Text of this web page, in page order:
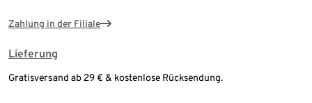
Zahlung in der Filiale
Lieferung
Gratisversand ab 29 € & kostenlose Rücksendung.